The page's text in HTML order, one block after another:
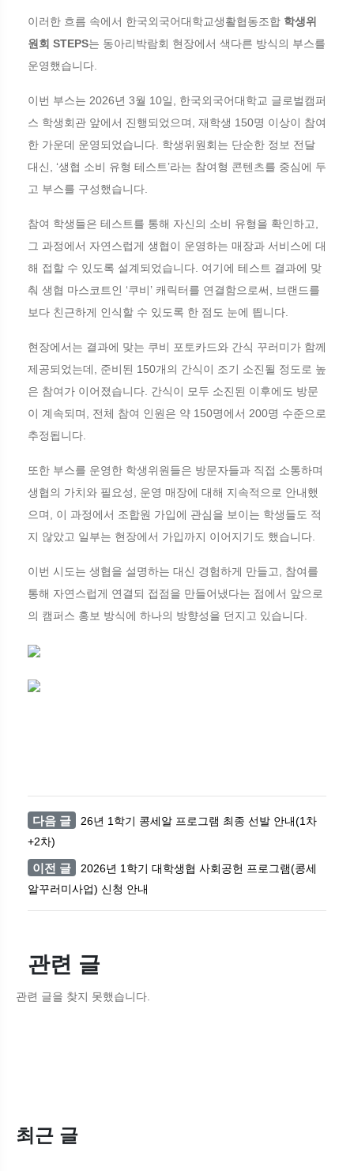
이러한 흐름 속에서 한국외국어대학교생활협동조합 학생위
원회 STEPS는 동아리박람회 현장에서 색다른 방식의 부스를
운영했습니다.
이번 부스는 2026년 3월 10일, 한국외국어대학교 글로벌캠퍼
스 학생회관 앞에서 진행되었으며, 재학생 150명 이상이 참여
한 가운데 운영되었습니다. 학생위원회는 단순한 정보 전달
대신, ‘생협 소비 유형 테스트’라는 참여형 콘텐츠를 중심에 두
고 부스를 구성했습니다.
참여 학생들은 테스트를 통해 자신의 소비 유형을 확인하고,
그 과정에서 자연스럽게 생협이 운영하는 매장과 서비스에 대
해 접할 수 있도록 설계되었습니다. 여기에 테스트 결과에 맞
춰 생협 마스코트인 ‘쿠비’ 캐릭터를 연결함으로써, 브랜드를
보다 친근하게 인식할 수 있도록 한 점도 눈에 띕니다.
현장에서는 결과에 맞는 쿠비 포토카드와 간식 꾸러미가 함께
제공되었는데, 준비된 150개의 간식이 조기 소진될 정도로 높
은 참여가 이어졌습니다. 간식이 모두 소진된 이후에도 방문
이 계속되며, 전체 참여 인원은 약 150명에서 200명 수준으로
추정됩니다.
또한 부스를 운영한 학생위원들은 방문자들과 직접 소통하며
생협의 가치와 필요성, 운영 매장에 대해 지속적으로 안내했
으며, 이 과정에서 조합원 가입에 관심을 보이는 학생들도 적
지 않았고 일부는 현장에서 가입까지 이어지기도 했습니다.
이번 시도는 생협을 설명하는 대신 경험하게 만들고, 참여를
통해 자연스럽게 연결되 접점을 만들어냈다는 점에서 앞으로
의 캠퍼스 홍보 방식에 하나의 방향성을 던지고 있습니다.
다음 글
26년 1학기 콩세알 프로그램 최종 선발 안내(1차
+2차)
이전 글
2026년 1학기 대학생협 사회공헌 프로그램(콩세
알꾸러미사업) 신청 안내
관련 글
관련 글을 찾지 못했습니다.
최근 글